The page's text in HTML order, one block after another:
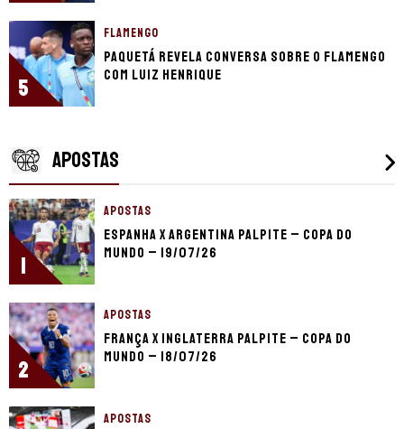
5
FLAMENGO
Paquetá revela conversa sobre o Flamengo
com Luiz Henrique
APOSTAS
1
APOSTAS
Espanha x Argentina palpite – Copa do
Mundo – 19/07/26
2
APOSTAS
França x Inglaterra palpite – Copa do
Mundo – 18/07/26
APOSTAS